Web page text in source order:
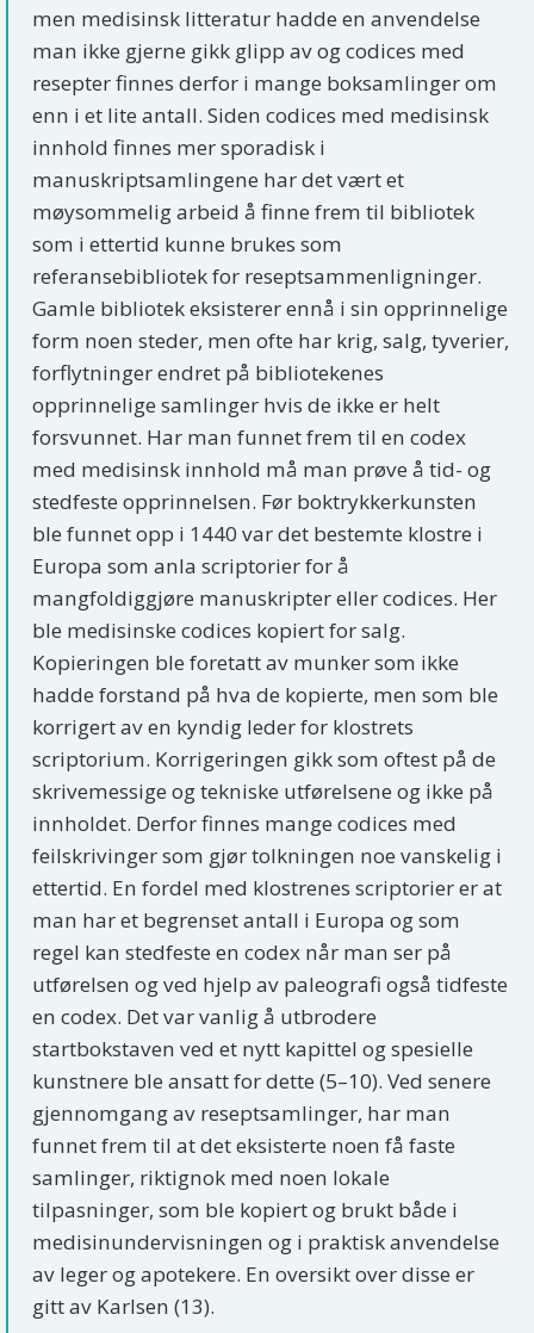
men medisinsk litteratur hadde en anvendelse
man ikke gjerne gikk glipp av og codices med
resepter finnes derfor i mange boksamlinger om
enn i et lite antall. Siden codices med medisinsk
innhold finnes mer sporadisk i
manuskriptsamlingene har det vært et
møysommelig arbeid å finne frem til bibliotek
som i ettertid kunne brukes som
referansebibliotek for reseptsammenligninger.
Gamle bibliotek eksisterer ennå i sin opprinnelige
form noen steder, men ofte har krig, salg, tyverier,
forflytninger endret på bibliotekenes
opprinnelige samlinger hvis de ikke er helt
forsvunnet. Har man funnet frem til en codex
med medisinsk innhold må man prøve å tid- og
stedfeste opprinnelsen. Før boktrykkerkunsten
ble funnet opp i 1440 var det bestemte klostre i
Europa som anla scriptorier for å
mangfoldiggjøre manuskripter eller codices. Her
ble medisinske codices kopiert for salg.
Kopieringen ble foretatt av munker som ikke
hadde forstand på hva de kopierte, men som ble
korrigert av en kyndig leder for klostrets
scriptorium. Korrigeringen gikk som oftest på de
skrivemessige og tekniske utførelsene og ikke på
innholdet. Derfor finnes mange codices med
feilskrivinger som gjør tolkningen noe vanskelig i
ettertid. En fordel med klostrenes scriptorier er at
man har et begrenset antall i Europa og som
regel kan stedfeste en codex når man ser på
utførelsen og ved hjelp av paleografi også tidfeste
en codex. Det var vanlig å utbrodere
startbokstaven ved et nytt kapittel og spesielle
kunstnere ble ansatt for dette (5–10). Ved senere
gjennomgang av reseptsamlinger, har man
funnet frem til at det eksisterte noen få faste
samlinger, riktignok med noen lokale
tilpasninger, som ble kopiert og brukt både i
medisinundervisningen og i praktisk anvendelse
av leger og apotekere. En oversikt over disse er
gitt av Karlsen (13).